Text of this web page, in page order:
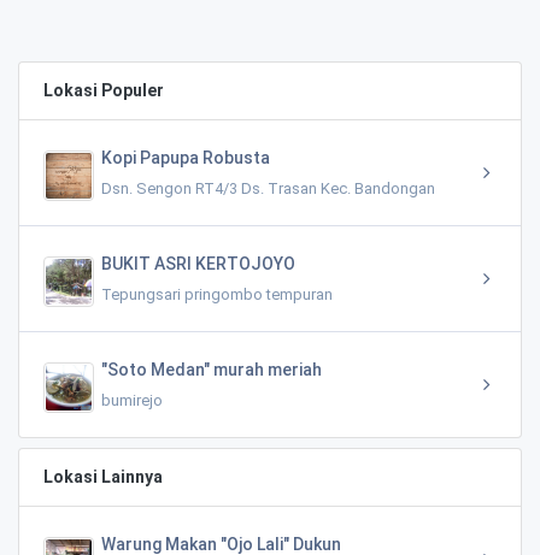
Lokasi Populer
Kopi Papupa Robusta
Dsn. Sengon RT4/3 Ds. Trasan Kec. Bandongan
BUKIT ASRI KERTOJOYO
Tepungsari pringombo tempuran
"Soto Medan" murah meriah
bumirejo
Lokasi Lainnya
Warung Makan "Ojo Lali" Dukun